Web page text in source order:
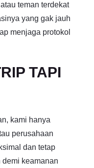
teman terdekat
yang gak jauh
menjaga protokol
TAPI
kami hanya
perusahaan
dan tetap
keamanan